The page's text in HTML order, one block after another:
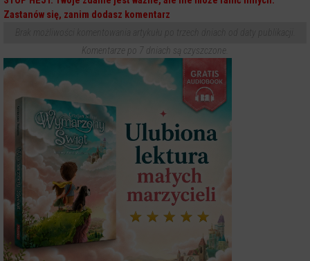
Zastanów się, zanim dodasz komentarz
Komentarze po 7 dniach są czyszczone.